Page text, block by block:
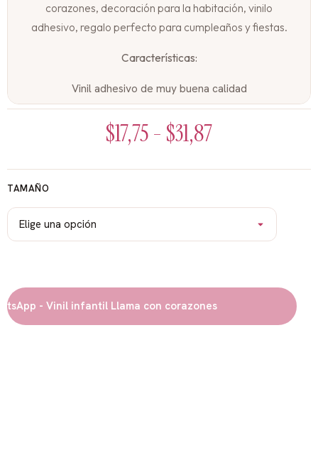
corazones, decoración para la habitación, vinilo
adhesivo, regalo perfecto para cumpleaños y fiestas.
Características:
Vinil adhesivo de muy buena calidad
Diseños coloridos y llamativos
Fácil de aplicar y retirar
No deja residuos en la pared
$17,75- $31,87
TAMAÑO
- Vinil infantil Llama con corazones